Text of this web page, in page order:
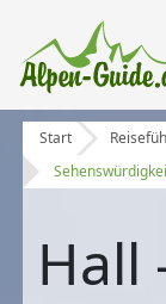
Start
Hall